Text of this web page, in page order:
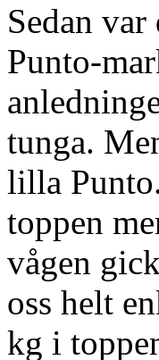
Sedan
Punto-
tunga.
lilla
toppen
vågen
oss helt
kg i